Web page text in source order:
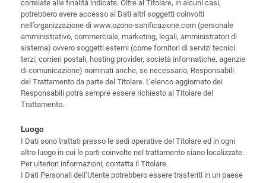
correlate alle finalità indicate. Oltre al Titolare, in alcuni casi,
potrebbero avere accesso ai Dati altri soggetti coinvolti
nell’organizzazione di www.ozono-sanificazione.com (personale
amministrativo, commerciale, marketing, legali, amministratori di
sistema) ovvero soggetti esterni (come fornitori di servizi tecnici
terzi, corrieri postali, hosting provider, società informatiche, agenzie
di comunicazione) nominati anche, se necessario, Responsabili
del Trattamento da parte del Titolare. L’elenco aggiornato dei
Responsabili potrà sempre essere richiesto al Titolare del
Trattamento.
Luogo
I Dati sono trattati presso le sedi operative del Titolare ed in ogni
altro luogo in cui le parti coinvolte nel trattamento siano localizzate.
Per ulteriori informazioni, contatta il Titolare.
I Dati Personali dell’Utente potrebbero essere trasferiti in un paese